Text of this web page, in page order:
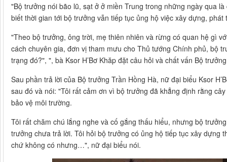
"Bộ trưởng nói bão lũ, sạt ở ở miền Trung trong những ngày qua
biết thời gian tới bộ trưởng vẫn tiếp tục ủng hộ việc xây dựng, phát
"Theo bộ trưởng, ông trời, mẹ thiên nhiên và rừng có quan hệ gì
cách chuyên gia, đơn vị tham mưu cho Thủ tướng Chính phủ, bộ
trạng đó?", ", bà Ksor H’Bơ Khăp đặt câu hỏi và chất vấn Bộ
Sau phần trả lời của Bộ trưởng Trần Hồng Hà, nữ đại biểu Ksor
sau đó và nói: "Tôi rất cảm ơn vì bộ trưởng đã khẳng định rằng
bảo vệ môi trường.
Tôi rất chăm chú lắng nghe và cố gắng thấu hiểu, nhưng bộ
trưởng chưa trả lời. Tôi hỏi bộ trưởng có ủng hộ tiếp tục xây dựng
chứ không có nhưng…", nữ đại biểu nói.